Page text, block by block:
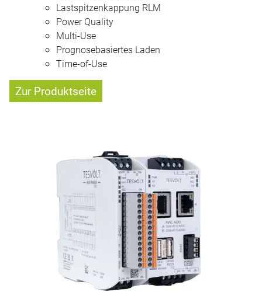
Last­spitzen­kappung RLM
Power Quality
Multi-Use
Prognose­basiertes Laden
Time-of-Use
Zur Produktseite